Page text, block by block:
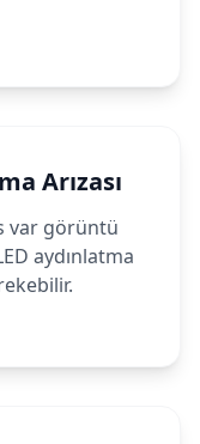
Arızası
var görüntü
aydınlatma